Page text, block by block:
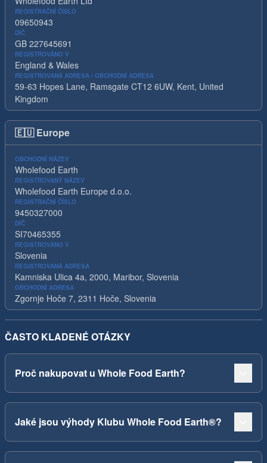
REGISTRAČNÍ ČÍSLO
09650943
DIČ
GB 227645691
REGISTROVÁNO V
England & Wales
REGISTROVANÁ ADRESA / OBCHODNÍ ADRESA
59-63 Hopes Lane, Ramsgate CT12 6UW, Kent, United
Kingdom
🇪🇺 Europe
OBCHODNÍ NÁZEV
Wholefood Earth
REGISTROVANÝ NÁZEV
Wholefood Earth Europe d.o.o.
REGISTRAČNÍ ČÍSLO
9450327000
DIČ
SI70465355
REGISTROVÁNO V
Slovenia
REGISTROVANÁ ADRESA
Kamniska Ulica 4a, 2000, Maribor, Slovenia
OBCHODNÍ ADRESA
Zgornje Hoče 7, 2311 Hoče, Slovenia
ČASTO KLADENÉ OTÁZKY
Proč nakupovat u Whole Food Earth?
Jaké jsou výhody Klubu Whole Food Earth®?